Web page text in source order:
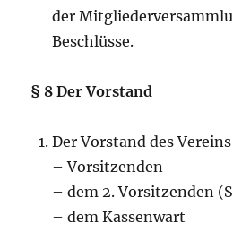
der
Beschlüsse.
§ 8 Der Vorstand
Der Vorstand des
– Vorsitzenden
– dem 2. Vorsitzenden
– dem Kassenwart